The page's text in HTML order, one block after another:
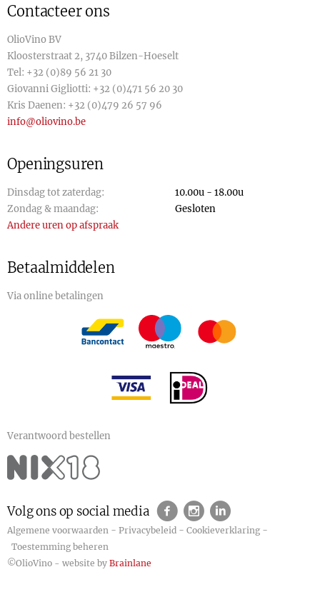
Contacteer ons
OlioVino BV
Kloosterstraat 2, 3740 Bilzen-Hoeselt
Tel: +32 (0)89 56 21 30
Giovanni Gigliotti: +32 (0)471 56 20 30
Kris Daenen: +32 (0)479 26 57 96
info@oliovino.be
Openingsuren
Dinsdag tot zaterdag:
10.00u - 18.00u
Zondag & maandag:
Gesloten
Andere uren op afspraak
Betaalmiddelen
Via online betalingen
Verantwoord bestellen
Volg ons op social media
Algemene voorwaarden -Privacybeleid -Cookieverklaring -
Toestemming beheren
©OlioVino - website byBrainlane